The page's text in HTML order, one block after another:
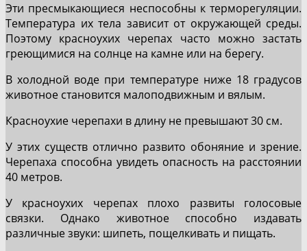
Эти пресмыкающиеся неспособны к терморегуляции.
Температура их тела зависит от окружающей среды.
Поэтому красноухих черепах часто можно застать
греющимися на солнце на камне или на берегу.
В холодной воде при температуре ниже 18 градусов
животное становится малоподвижным и вялым.
Красноухие черепахи в длину не превышают 30 см.
У этих существ отлично развито обоняние и зрение.
Черепаха способна увидеть опасность на расстоянии
40 метров.
У красноухих черепах плохо развиты голосовые
связки. Однако животное способно издавать
различные звуки: шипеть, пощелкивать и пищать.